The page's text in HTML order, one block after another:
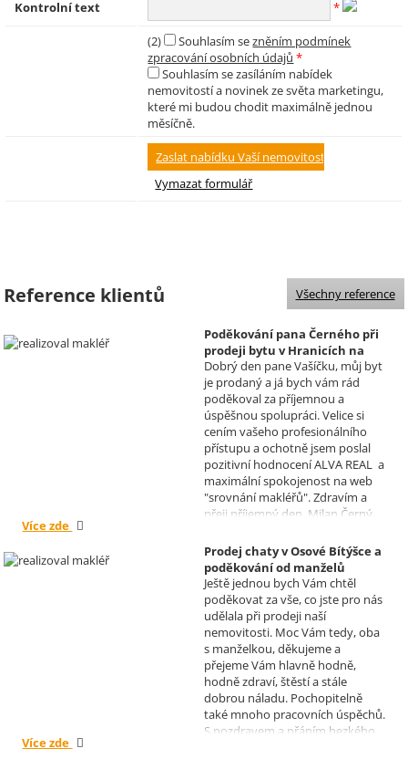
Kontrolní text *
(2) Souhlasím sezněním podmínek
zpracování osobních údajů *
Souhlasím se zasíláním nabídek
nemovitostí a novinek ze světa marketingu,
které mi budou chodit maximálně jednou
měsíčně.
Reference klientů
Poděkování pana Černého při
prodeji bytu v Hranicích na
Moravě
Realizoval makléř: David
Vašíček
Dobrý den pane Vašíčku, můj byt
je prodaný a já bych vám rád
poděkoval za příjemnou a
úspěšnou spolupráci. Velice si
cením vašeho profesionálního
přístupu a ochotně jsem poslal
pozitivní hodnocení ALVA REAL a
maximální spokojenost na web
"srovnání makléřů". Zdravím a
přeji příjemný den, Milan Černý,
Více zde
Prodej chaty v Osové Bítýšce a
poděkování od manželů
Kovandových
Realizoval makléř: Sylva
Čadová
Ještě jednou bych Vám chtěl
poděkovat za vše, co jste pro nás
udělala při prodeji naší
nemovitosti. Moc Vám tedy, oba
s manželkou, děkujeme a
přejeme Vám hlavně hodně,
hodně zdraví, štěstí a stále
dobrou náladu. Pochopitelně
také mnoho pracovních úspěchů.
S pozdravem a přáním hezkého
Více zde
Všechny reference